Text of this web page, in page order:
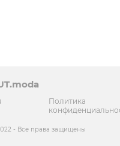
Политика
- Все права защищены